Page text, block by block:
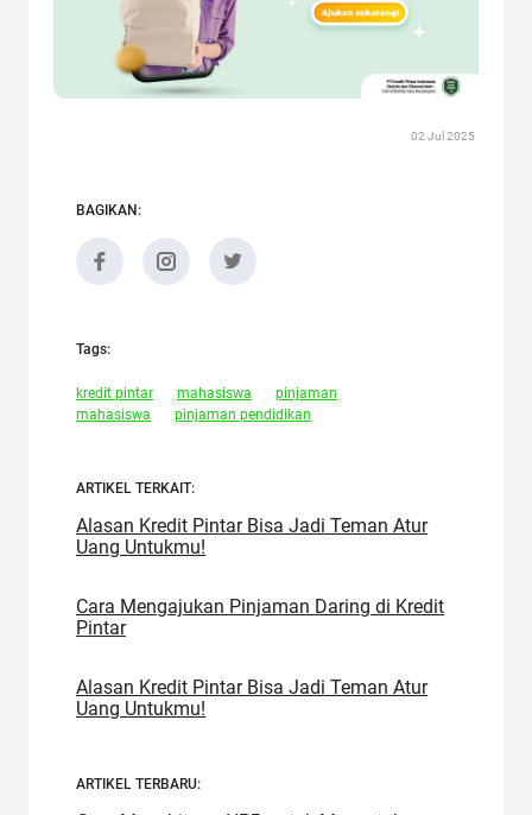
02 Jul 2025
BAGIKAN:
Tags:
kredit pintar mahasiswa
pinjaman
mahasiswa
pinjaman pendidikan
ARTIKEL TERKAIT:
Alasan Kredit Pintar Bisa Jadi Teman Atur
Uang Untukmu!
Cara Mengajukan Pinjaman Daring di Kredit
Pintar
Alasan Kredit Pintar Bisa Jadi Teman Atur
Uang Untukmu!
ARTIKEL TERBARU: